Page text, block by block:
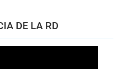
DE LA RD